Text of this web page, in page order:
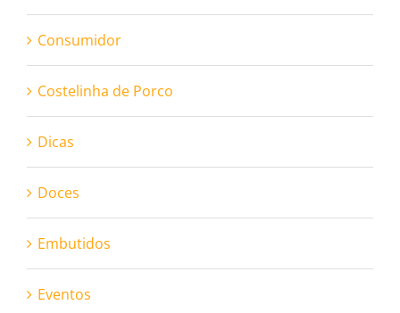
Consumidor
Costelinha de Porco
Dicas
Doces
Embutidos
Eventos